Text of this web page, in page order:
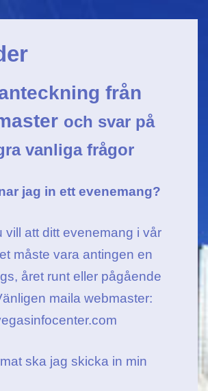
från
och svar på
vanliga frågor
jag in ett evenemang?
vill att ditt evenemang i vår
måste vara antingen en
året runt eller pågående
maila webmaster:
ska jag skicka in min